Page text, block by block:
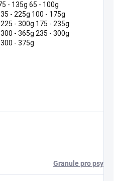
- 135g 65 - 100g
- 225g 100 - 175g
- 300g 175 - 235g
- 365g 235 - 300g
- 375g
Granule pro psy